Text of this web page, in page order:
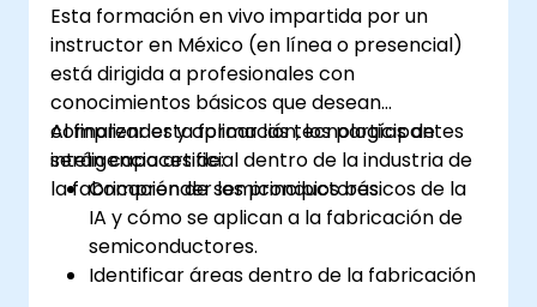
Esta formación en vivo impartida por un
instructor en México (en línea o presencial)
está dirigida a profesionales con
conocimientos básicos que desean
comprender y aplicar las tecnologías de
inteligencia artificial dentro de la industria de
la fabricación de semiconductores.
Al finalizar esta formación, los participantes
serán capaces de:
Comprender los principios básicos de la
IA y cómo se aplican a la fabricación de
semiconductores.
Identificar áreas dentro de la fabricación